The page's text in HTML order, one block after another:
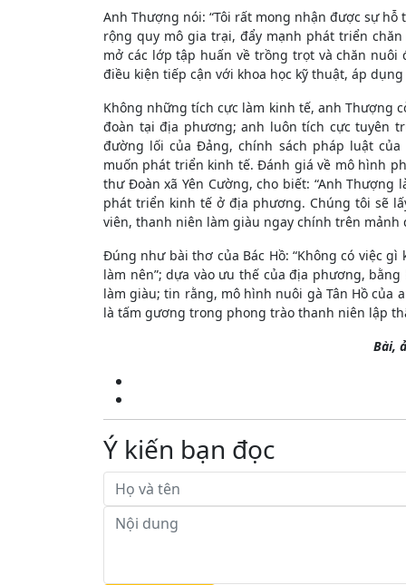
Anh Thượng nói: “Tôi rất mong nhận được sự
rộng quy mô gia trại, đẩy mạnh phát triển
mở các lớp tập huấn về trồng trọt và chăn
điều kiện tiếp cận với khoa học kỹ thuật, áp
Không những tích cực làm kinh tế, anh Thượng
đoàn tại địa phương; anh luôn tích cực tuyên
đường lối của Đảng, chính sách pháp luật
muốn phát triển kinh tế. Đánh giá về mô hình
thư Đoàn xã Yên Cường, cho biết: “Anh
phát triển kinh tế ở địa phương. Chúng tôi sẽ
viên, thanh niên làm giàu ngay chính trên mảnh
Đúng như bài thơ của Bác Hồ: “Không có việc
làm nên”; dựa vào ưu thế của địa phương,
làm giàu; tin rằng, mô hình nuôi gà Tân Hồ của
là tấm gương trong phong trào thanh niên lập
Bài,
Ý kiến bạn đọc